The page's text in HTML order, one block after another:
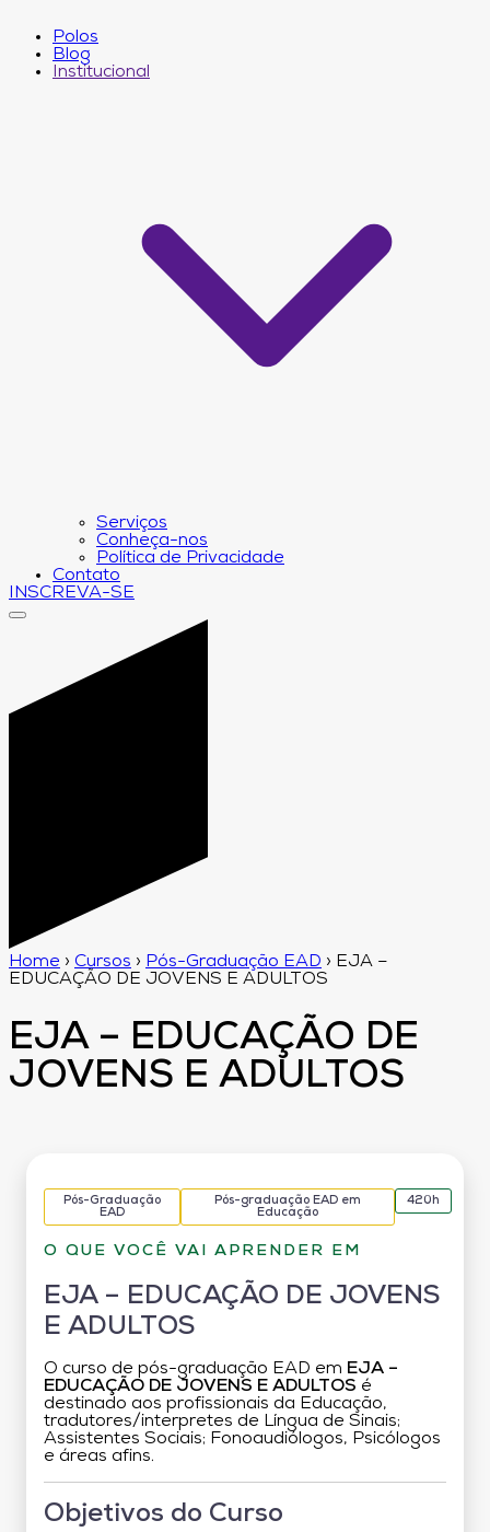
Polos
Blog
Institucional
Serviços
Conheça-nos
Política de Privacidade
Contato
INSCREVA-SE
Home › Cursos › Pós-Graduação EAD › EJA –
EDUCAÇÃO DE JOVENS E ADULTOS
EJA – EDUCAÇÃO DE
JOVENS E ADULTOS
Pós-Graduação
EAD
Pós-graduação EAD em
Educação
420h
O QUE VOCÊ VAI APRENDER EM
EJA – EDUCAÇÃO DE JOVENS
E ADULTOS
O curso de pós-graduação EAD em EJA –
EDUCAÇÃO DE JOVENS E ADULTOS é
destinado aos profissionais da Educação,
tradutores/interpretes de Língua de Sinais;
Assistentes Sociais; Fonoaudiólogos, Psicólogos
e áreas afins.
Objetivos do Curso